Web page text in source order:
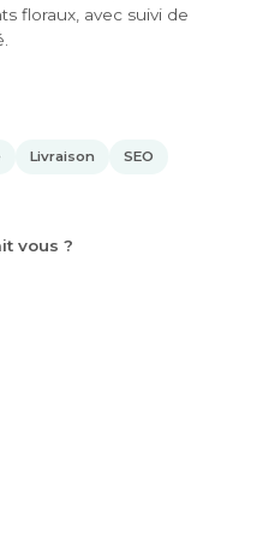
floraux, avec suivi de
Livraison SEO
vous ?